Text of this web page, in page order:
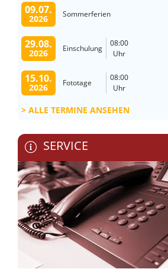
09.07.
2026 Sommerferien
29.08.
2026 Einschulung
08:00
Uhr
15.10.
2026 Fototage
08:00
Uhr
ALLE TERMINE ANSEHEN
SERVICE